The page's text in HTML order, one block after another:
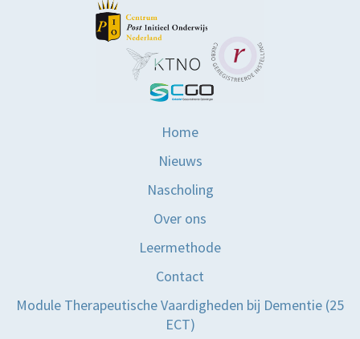
Home
Nieuws
Nascholing
Over ons
Leermethode
Contact
Module Therapeutische Vaardigheden bij Dementie (25
ECT)